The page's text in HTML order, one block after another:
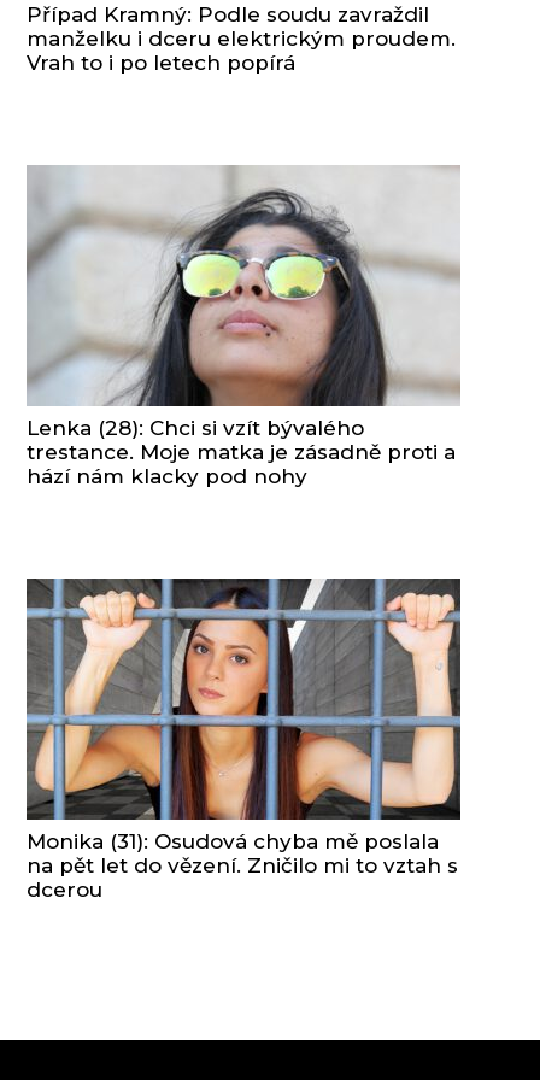
Případ Kramný: Podle soudu zavraždil
manželku i dceru elektrickým proudem.
Vrah to i po letech popírá
Lenka (28): Chci si vzít bývalého
trestance. Moje matka je zásadně proti a
hází nám klacky pod nohy
Monika (31): Osudová chyba mě poslala
na pět let do vězení. Zničilo mi to vztah s
dcerou